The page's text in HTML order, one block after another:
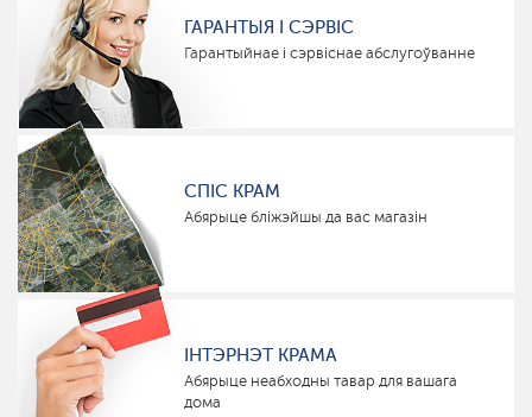
ГАРАНТЫЯ І СЭРВІС
Гарантыйнае і сэрвіснае абслугоўванне
СПІС КРАМ
Абярыце бліжэйшы да вас магазін
ІНТЭРНЭТ КРАМА
Абярыце неабходны тавар для вашага
дома